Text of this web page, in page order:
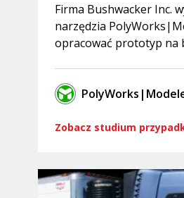
Firma Bushwacker Inc.
narzędzia
opracować prototyp na
Zobacz studium